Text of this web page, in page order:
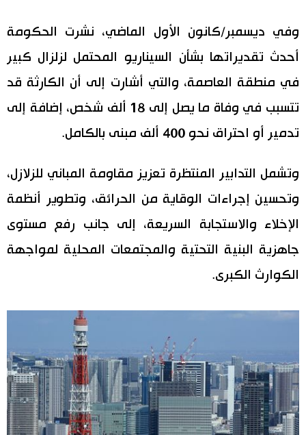
وفي ديسمبر/كانون الأول الماضي، نشرت الحكومة
أحدث تقديراتها بشأن السيناريو المحتمل لزلزال كبير
في منطقة العاصمة، والتي أشارت إلى أن الكارثة قد
تتسبب في وفاة ما يصل إلى 18 ألف شخص، إضافة إلى
تدمير أو احتراق نحو 400 ألف مبنى بالكامل.
وتشمل التدابير المنتظرة تعزيز مقاومة المباني للزلازل،
وتحسين إجراءات الوقاية من الحرائق، وتطوير أنظمة
الإخلاء والاستجابة السريعة، إلى جانب رفع مستوى
جاهزية البنية التحتية والمجتمعات المحلية لمواجهة
الكوارث الكبرى.